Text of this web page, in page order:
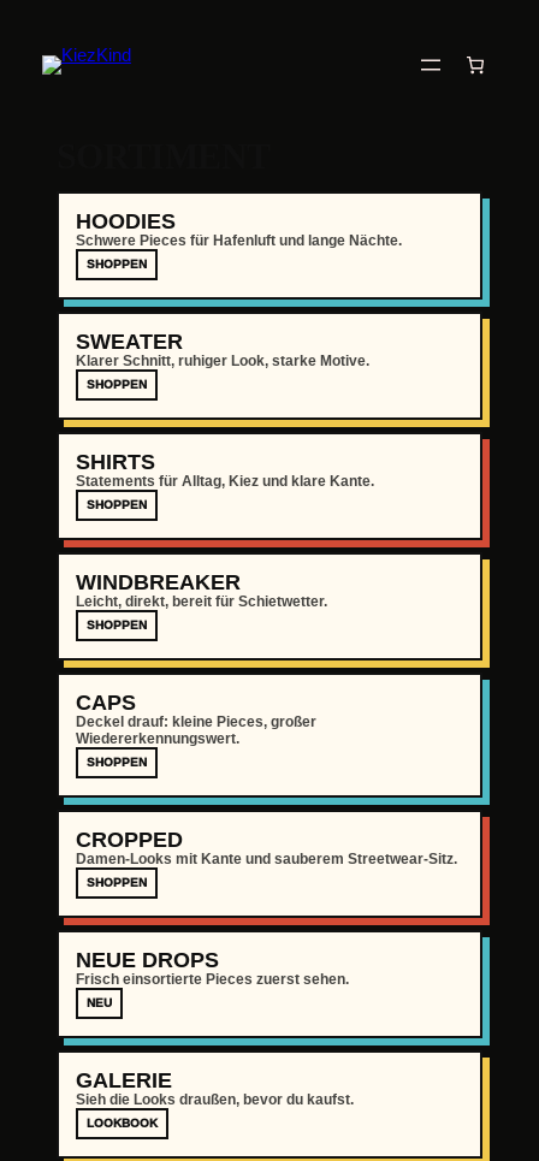
HOODIES
Schwere Pieces für Hafenluft und lange Nächte.
SHOPPEN
SWEATER
Klarer Schnitt, ruhiger Look, starke Motive.
SHOPPEN
SHIRTS
Statements für Alltag, Kiez und klare Kante.
SHOPPEN
WINDBREAKER
Leicht, direkt, bereit für Schietwetter.
SHOPPEN
CAPS
Deckel drauf: kleine Pieces, großer
Wiedererkennungswert.
SHOPPEN
CROPPED
Damen-Looks mit Kante und sauberem Streetwear-Sitz.
SHOPPEN
NEUE DROPS
Frisch einsortierte Pieces zuerst sehen.
NEU
GALERIE
Sieh die Looks draußen, bevor du kaufst.
LOOKBOOK